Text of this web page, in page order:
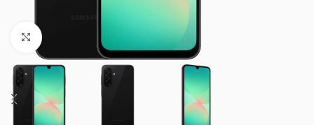
Click to enlarge